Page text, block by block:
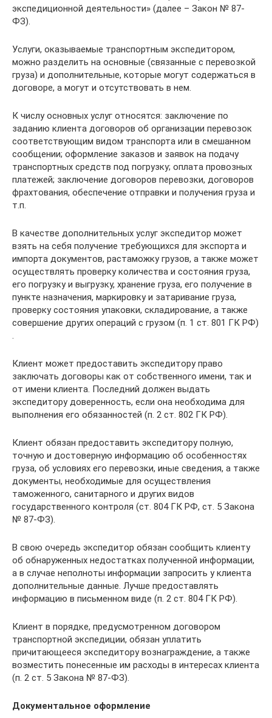
экспедиционной деятельности» (далее – Закон № 87-
ФЗ).
Услуги, оказываемые транспортным экспедитором,
можно разделить на основные (связанные с перевозкой
груза) и дополнительные, которые могут содержаться в
договоре, а могут и отсутствовать в нем.
К числу основных услуг относятся: заключение по
заданию клиента договоров об организации перевозок
соответствующим видом транспорта или в смешанном
сообщении; оформление заказов и заявок на подачу
транспортных средств под погрузку; оплата провозных
платежей; заключение договоров перевозки, договоров
фрахтования, обеспечение отправки и получения груза и
т.п.
В качестве дополнительных услуг экспедитор может
взять на себя получение требующихся для экспорта и
импорта документов, растаможку грузов, а также может
осуществлять проверку количества и состояния груза,
его погрузку и выгрузку, хранение груза, его получение в
пункте назначения, маркировку и затаривание груза,
проверку состояния упаковки, складирование, а также
совершение других операций с грузом (п. 1 ст. 801 ГК РФ)
.
Клиент может предоставить экспедитору право
заключать договоры как от собственного имени, так и
от имени клиента. Последний должен выдать
экспедитору доверенность, если она необходима для
выполнения его обязанностей (п. 2 ст. 802 ГК РФ).
Клиент обязан предоставить экспедитору полную,
точную и достоверную информацию об особенностях
груза, об условиях его перевозки, иные сведения, а также
документы, необходимые для осуществления
таможенного, санитарного и других видов
государственного контроля (ст. 804 ГК РФ, ст. 5 Закона
№ 87-ФЗ).
В свою очередь экспедитор обязан сообщить клиенту
об обнаруженных недостатках полученной информации,
а в случае неполноты информации запросить у клиента
дополнительные данные. Лучше предоставлять
информацию в письменном виде (п. 2 ст. 804 ГК РФ).
Клиент в порядке, предусмотренном договором
транспортной экспедиции, обязан уплатить
причитающееся экспедитору вознаграждение, а также
возместить понесенные им расходы в интересах клиента
(п. 2 ст. 5 Закона № 87-ФЗ).
Документальное оформление